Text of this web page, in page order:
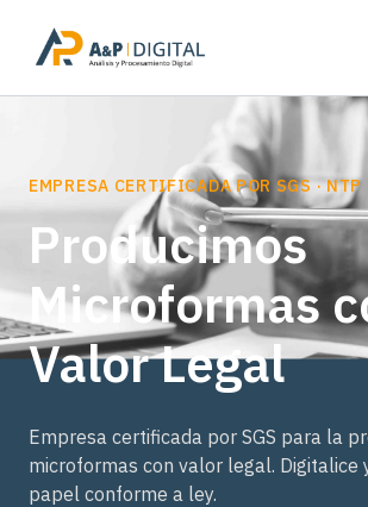
EMPRESA CERTIFICADA POR SGS ·
Producimos
Microformas
Valor Legal
Empresa certificada por SGS para la
microformas con valor legal. Digitalice
papel conforme a ley.